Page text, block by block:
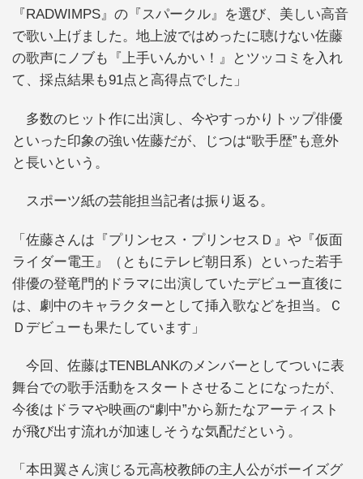
『RADWIMPS』の『スパークル』を選び、美しい高音
で歌い上げました。地上波ではめったに聴けない佐藤
の歌声にノブも『上手いんかい！』とツッコミを入れ
て、採点結果も91点と高得点でした」
多数のヒット作に出演し、今やすっかりトップ俳優
といった印象の強い佐藤だが、じつは“歌手歴”も意外
と長いという。
スポーツ紙の芸能担当記者は振り返る。
「佐藤さんは『プリンセス・プリンセスＤ』や『仮面
ライダー電王』（ともにテレビ朝日系）といった若手
俳優の登竜門的ドラマに出演していたデビュー直後に
は、劇中のキャラクターとして挿入歌などを担当。Ｃ
Ｄデビューも果たしています」
今回、佐藤はTENBLANKのメンバーとしてついに表
舞台での歌手活動をスタートさせることになったが、
今後はドラマや映画の“劇中”から新たなアーティスト
が飛び出す流れが加速しそうな気配だという。
「本田翼さん演じる元高校教師の主人公がボーイズグ